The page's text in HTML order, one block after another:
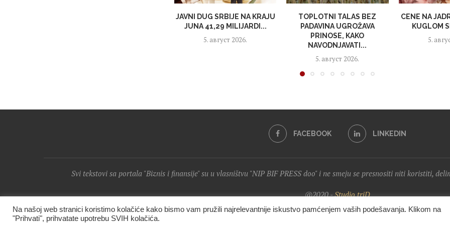
JAVNI DUG SRBIJE NA KRAJU
JUNA 41,29 MILIJARDI...
5. август 2026.
TOPLOTNI TALAS BEZ
PADAVINA UGROŽAVA
PRINOSE, KAKO
NAVODNJAVATI...
5. август 2026.
CENE NA
KUGLOM
5.
FACEBOOK LINKEDIN
Svi tekstovi sa portala "Biznis i finansije" su u vlasništvu "NIP BIF PRESS doo" i ne smeju se presnositi niti koristiti,
@2020 -Studio triD
Na našoj web stranici koristimo kolačiće kako bismo vam pružili najrelevantnije iskustvo pamćenjem vaših podešavanja. Klikom na
"Prihvati", prihvatate upotrebu SVIH kolačića.